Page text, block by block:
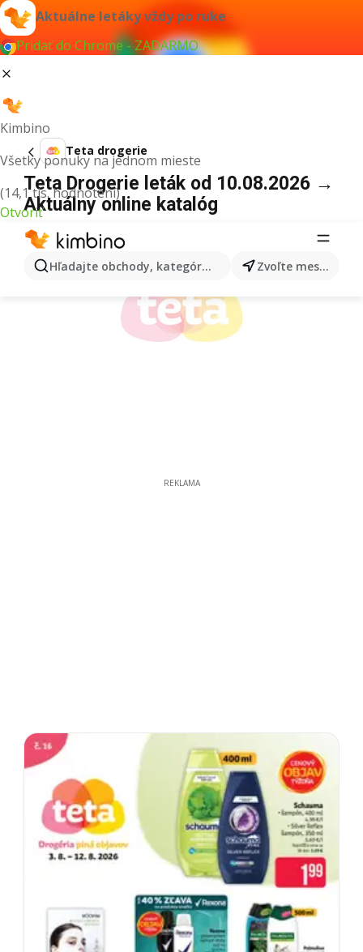
Aktuálne letáky vždy po ruke
Pridať do Chrome - ZADARMO
Kimbino
Všetky ponuky na jednom mieste
(14,1 tis. hodnotení)
Otvoriť
Hľadajte obchody, kategórie, produkty... Zvoľte mesto
Teta drogerie
Teta Drogerie leták od 10.08.2026 →
Aktuálny online katalóg
REKLAMA